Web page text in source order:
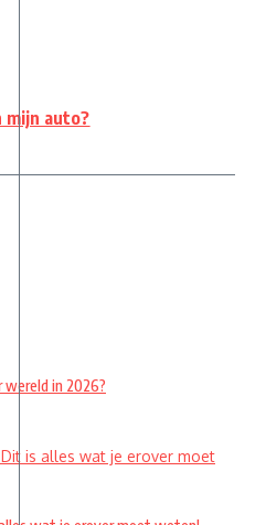
mijn auto?
in 2026?